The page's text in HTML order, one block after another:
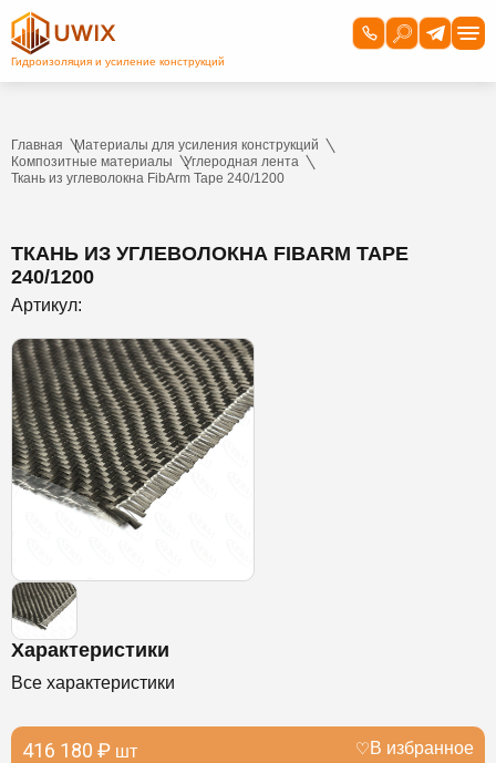
Главная
Материалы для усиления конструкций
Композитные материалы
Углеродная лента
Ткань из углеволокна FibArm Tape 240/1200
ТКАНЬ ИЗ УГЛЕВОЛОКНА FIBARM TAPE
240/1200
Артикул:
Характеристики
Все характеристики
416 180 ₽ шт В избранное